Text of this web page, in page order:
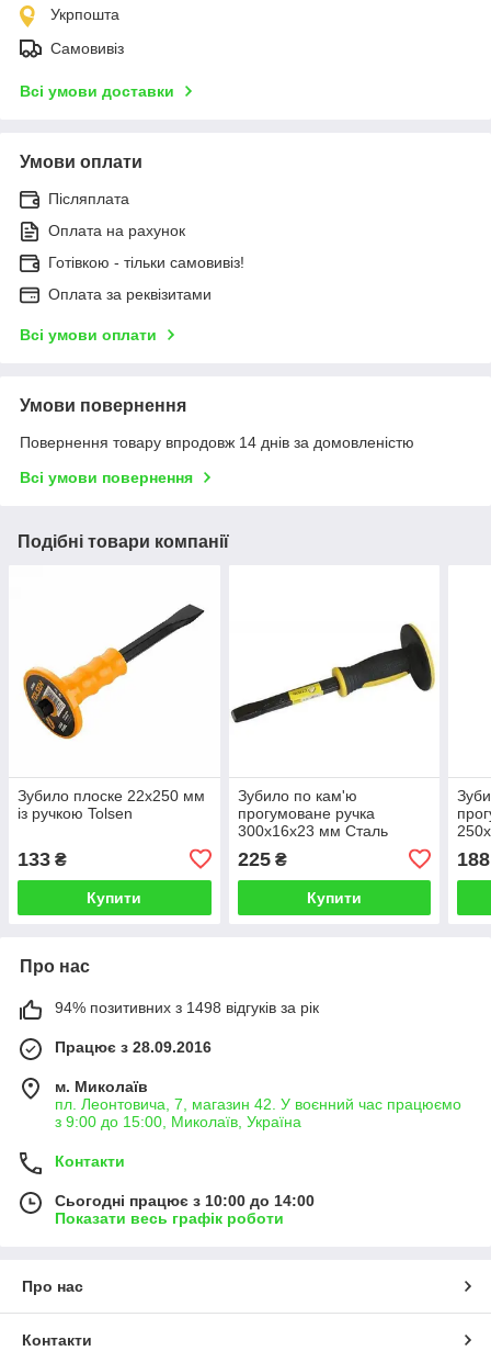
Укрпошта
Самовивіз
Всі умови доставки
Умови оплати
Післяплата
Оплата на рахунок
Готівкою - тільки самовивіз!
Оплата за реквізитами
Всі умови оплати
Умови повернення
Повернення товару впродовж 14 днів за домовленістю
Всі умови повернення
Подібні товари компанії
Зубило плоске 22х250 мм
із ручкою Tolsen
133 ₴
Купити
Зубило по кам'ю
прогумоване ручка
300х16х23 мм Сталь
225₴
Купити
188
Про нас
94% позитивних з 1498 відгуків за рік
Працює з 28.09.2016
м. Миколаїв
пл. Леонтовича, 7, магазин 42. У воєнний час працюємо
з 9:00 до 15:00, Миколаїв, Україна
Контакти
Сьогодні працює з 10:00 до 14:00
Показати весь графік роботи
Про нас
Контакти